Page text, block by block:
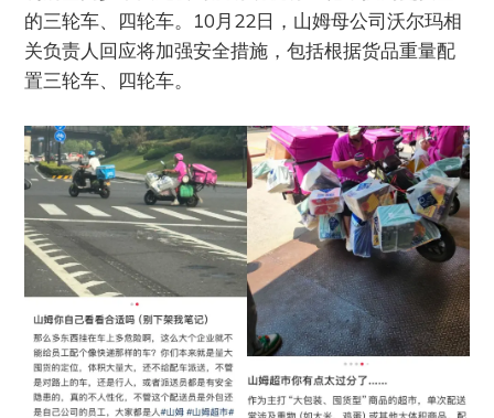
的三轮车、四轮车。10月22日，山姆母公司沃尔玛相
关负责人回应将加强安全措施，包括根据货品重量配
置三轮车、四轮车。